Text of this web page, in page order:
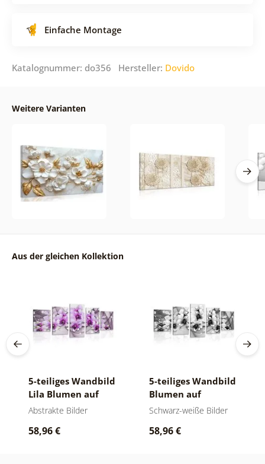
Einfache Montage
Katalognummer: do356 Hersteller: Dovido
Weitere Varianten
Aus der gleichen Kollektion
5-teiliges Wandbild
Lila Blumen auf
abstraktem
Abstrakte Bilder
58,96 €
5-teiliges Wandbild
Blumen auf
abstraktem
Schwarz-Weiß
Schwarz-weiße Bilder
58,96 €